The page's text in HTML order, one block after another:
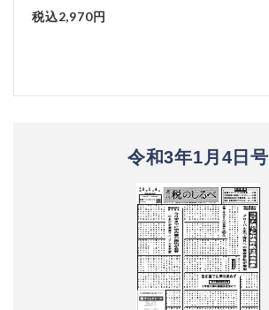
税込2,970円
令和3年1月4日号